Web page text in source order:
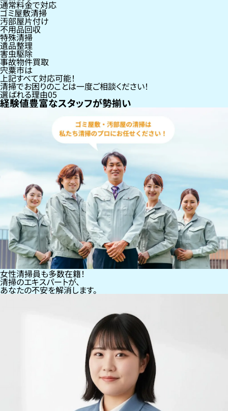
通常料金で対応
ゴミ屋敷清掃
汚部屋片付け
不用品回収
特殊清掃
遺品整理
害虫駆除
事故物件買取
宍粟市は
上記すべて対応可能！
清掃でお困りのことは一度ご相談ください！
選ばれる理由05
経験値豊富なスタッフが勢揃い
女性清掃員も多数在籍！
清掃のエキスパートが、
あなたの不安を解消します。